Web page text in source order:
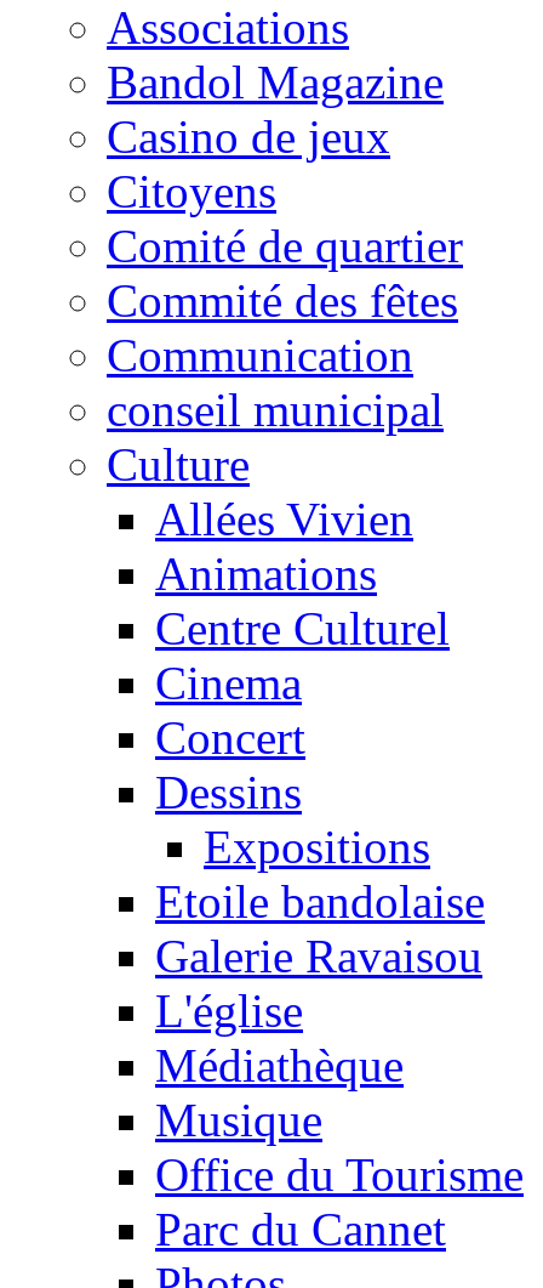
Associations
Bandol Magazine
Casino de jeux
Citoyens
Comité de quartier
Commité des fêtes
Communication
conseil municipal
Culture
Allées Vivien
Animations
Centre Culturel
Cinema
Concert
Dessins
Expositions
Etoile bandolaise
Galerie Ravaisou
L'église
Médiathèque
Musique
Office du Tourisme
Parc du Cannet